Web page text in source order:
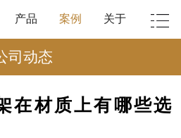
产品 案例 关于
司动态
在材质上有哪些选